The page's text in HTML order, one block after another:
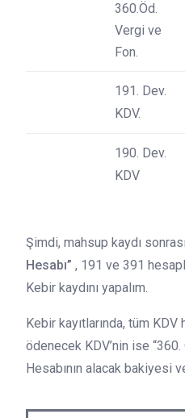
360.Öd.
Vergi ve
Fon.
191. Dev.
KDV.
190. Dev.
KDV
Şimdi, mahsup kaydı sonrası
Hesabı” , 191 ve 391
Kebir kaydını yapalım.
Kebir kayıtlarında, tüm KDV
ödenecek KDV’nin ise
Hesabının alacak bakiyesi